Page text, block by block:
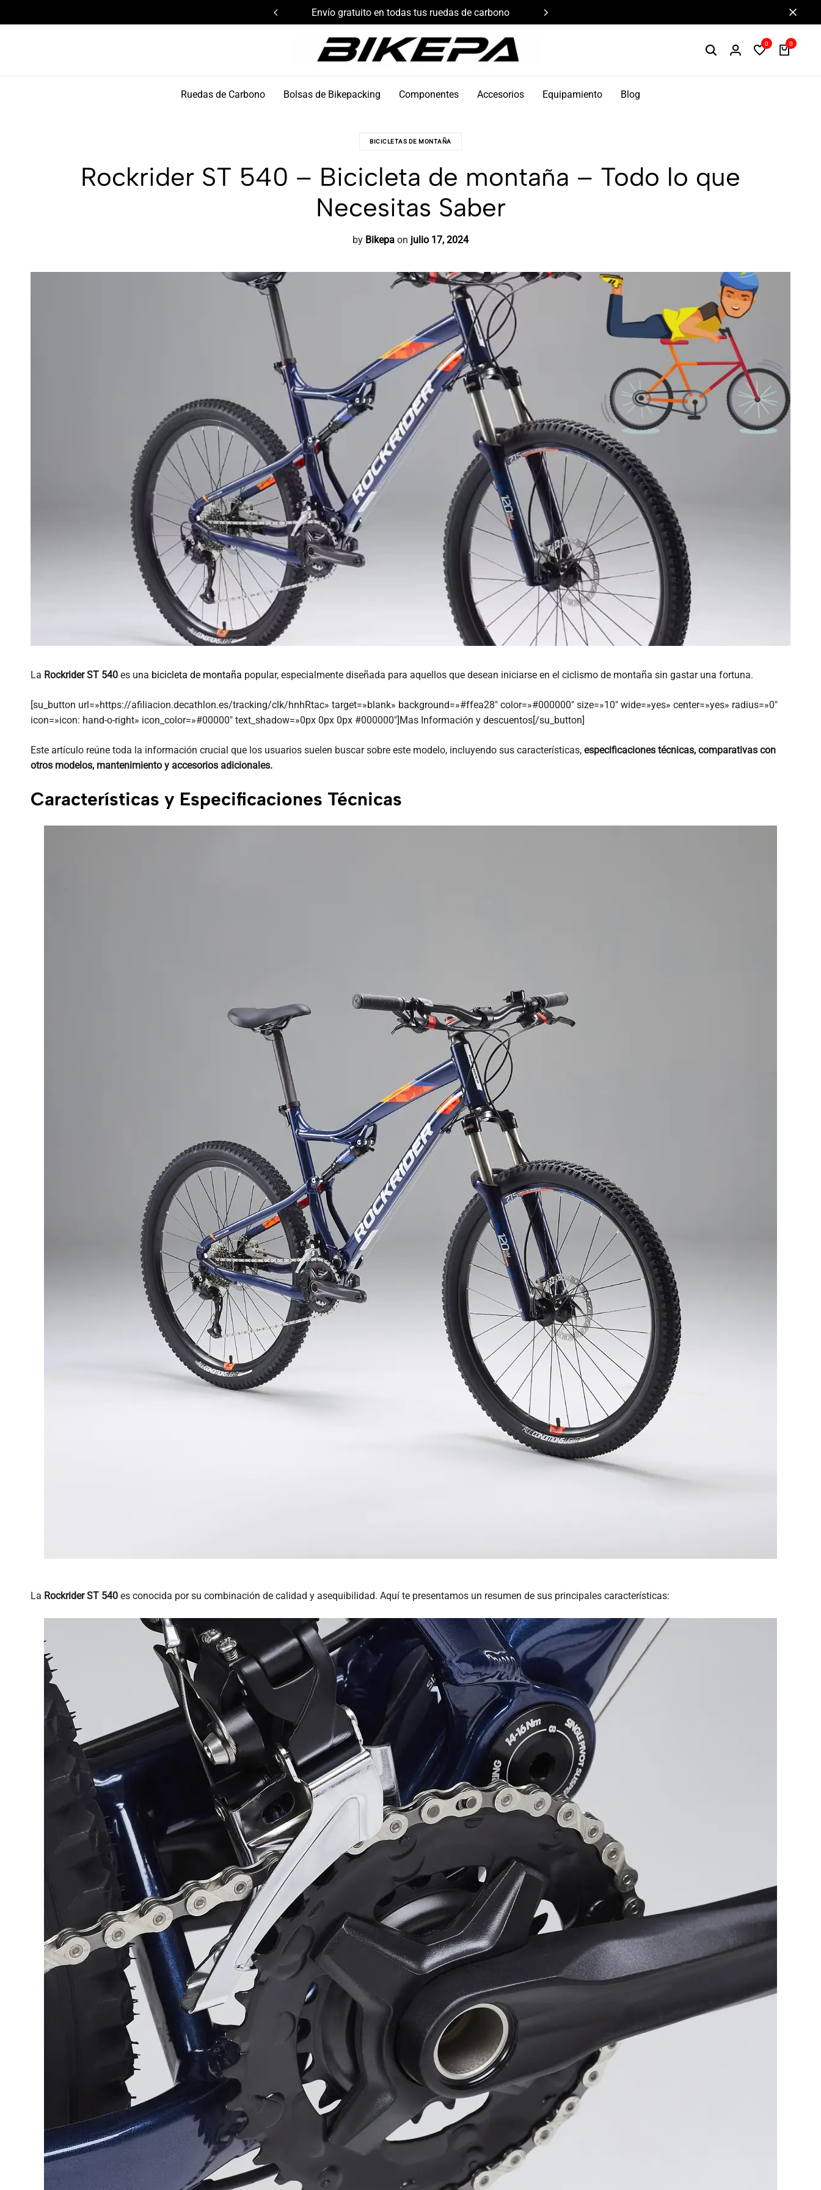
Envío gratuito en todas tus ruedas de carbono Componentes de alto rendimiento y bikepacking
0 0
Ruedas de Carbono Bolsas de Bikepacking Componentes Accesorios Equipamiento Blog
BICICLETAS DE MONTAÑA
Rockrider ST 540 – Bicicleta de montaña – Todo lo que
Necesitas Saber
by Bikepa on julio 17, 2024
La Rockrider ST 540 es una bicicleta de montaña popular, especialmente diseñada para aquellos que desean iniciarse en el ciclismo de montaña sin gastar una fortuna.
[su_button url=»https://afiliacion.decathlon.es/tracking/clk/hnhRtac» target=»blank» background=»#ffea28″ color=»#000000″ size=»10″ wide=»yes» center=»yes» radius=»0″
icon=»icon: hand-o-right» icon_color=»#00000″ text_shadow=»0px 0px 0px #000000″]Mas Información y descuentos[/su_button]
Este artículo reúne toda la información crucial que los usuarios suelen buscar sobre este modelo, incluyendo sus características, especificaciones técnicas, comparativas con
otros modelos, mantenimiento y accesorios adicionales.
Características y Especificaciones Técnicas
La Rockrider ST 540 es conocida por su combinación de calidad y asequibilidad. Aquí te presentamos un resumen de sus principales características: